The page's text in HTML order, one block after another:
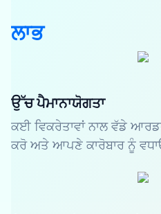
ਲਾਭ
ਉੱਚ ਪੈਮਾਨਾਯੋਗਤਾ
ਕਈ ਵਿਕਰੇਤਾਵਾਂ ਨਾਲ ਵੱਡੇ
ਕਰੋ ਅਤੇ ਆਪਣੇ ਕਾਰੋਬਾਰ ਨੂੰ